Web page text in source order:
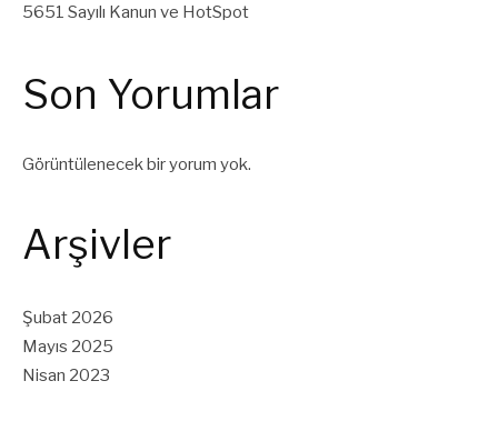
5651 Sayılı Kanun ve HotSpot
Son Yorumlar
Görüntülenecek bir yorum yok.
Arşivler
Şubat 2026
Mayıs 2025
Nisan 2023